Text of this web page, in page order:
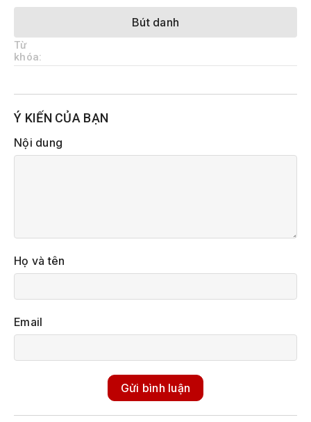
Bút danh
Từ
khóa:
Ý KIẾN CỦA BẠN
Nội dung
Họ và tên
Email
Gửi bình luận